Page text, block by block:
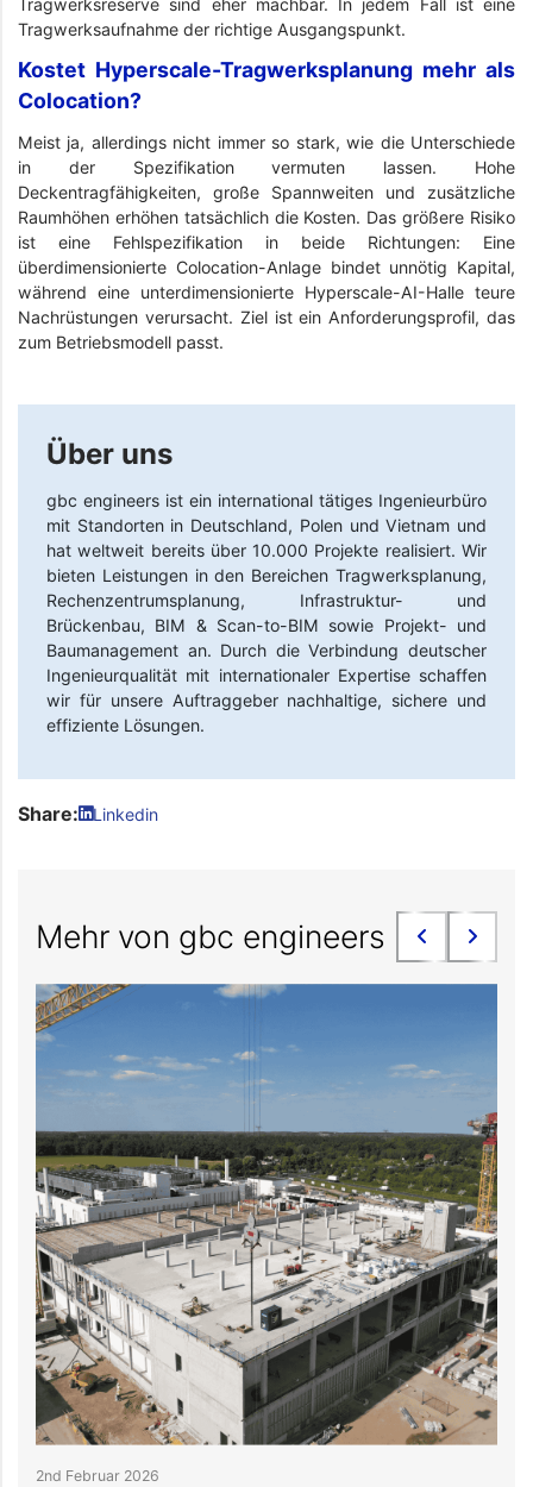
Tragwerksreserve sind eher machbar. In jedem Fall ist eine
Tragwerksaufnahme der richtige Ausgangspunkt.
Kostet Hyperscale-Tragwerksplanung mehr als
Colocation?
Meist ja, allerdings nicht immer so stark, wie die Unterschiede
in der Spezifikation vermuten lassen. Hohe
Deckentragfähigkeiten, große Spannweiten und zusätzliche
Raumhöhen erhöhen tatsächlich die Kosten. Das größere Risiko
ist eine Fehlspezifikation in beide Richtungen: Eine
überdimensionierte Colocation-Anlage bindet unnötig Kapital,
während eine unterdimensionierte Hyperscale-AI-Halle teure
Nachrüstungen verursacht. Ziel ist ein Anforderungsprofil, das
zum Betriebsmodell passt.
Über uns
gbc engineers ist ein international tätiges Ingenieurbüro
mit Standorten in Deutschland, Polen und Vietnam und
hat weltweit bereits über 10.000 Projekte realisiert. Wir
bieten Leistungen in den Bereichen Tragwerksplanung,
Rechenzentrumsplanung, Infrastruktur- und
Brückenbau, BIM & Scan-to-BIM sowie Projekt- und
Baumanagement an. Durch die Verbindung deutscher
Ingenieurqualität mit internationaler Expertise schaffen
wir für unsere Auftraggeber nachhaltige, sichere und
effiziente Lösungen.
Share: Linkedin
Mehr von gbc engineers
2nd Februar 2026